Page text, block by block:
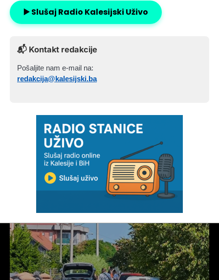
▶️ Slušaj Radio Kalesijski Uživo
📬 Kontakt redakcije
Pošaljite nam e-mail na:
redakcija@kalesijski.ba